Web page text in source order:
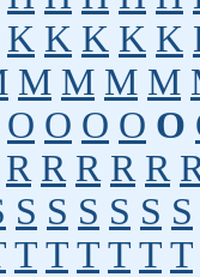
K K K K K
M M M M
O O O O O
R R R R R
S S S S S S
T T T T T T